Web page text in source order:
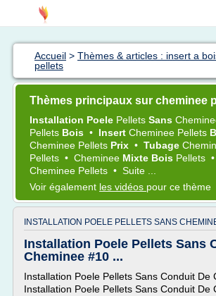
Accueil > Thèmes & articles : insert a
pellets
Thèmes principaux sur cheminee
Installation Poele Pellets Sans
Pellets Bois • Insert Cheminee Pellets
Cheminee Pellets Prix • Tubage
Pellets • Cheminee Mixte Bois Pellets •
Cheminee Pellets • Suite ...
Voir également les vidéos pour ce thème
INSTALLATION POELE PELLETS SANS
Installation Poele Pellets Sans
Cheminee #10 ...
Installation Poele Pellets Sans Conduit De
Installation Poele Pellets Sans Conduit De